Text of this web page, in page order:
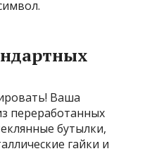
Ваша
переработанных
бутылки,
гайки и